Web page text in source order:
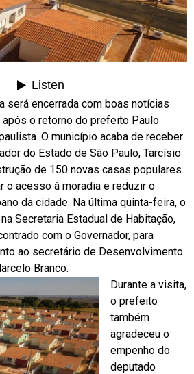
será encerrada com boas notícias
o retorno do prefeito Paulo
O município acaba de receber
do Estado de São Paulo, Tarcísio
de 150 novas casas populares.
o acesso à moradia e reduzir o
da cidade. Na última quinta-feira, o
Secretaria Estadual de Habitação,
com o Governador, para
ao secretário de Desenvolvimento
Branco.
Durante a visita,
o prefeito
também
agradeceu o
empenho do
deputado